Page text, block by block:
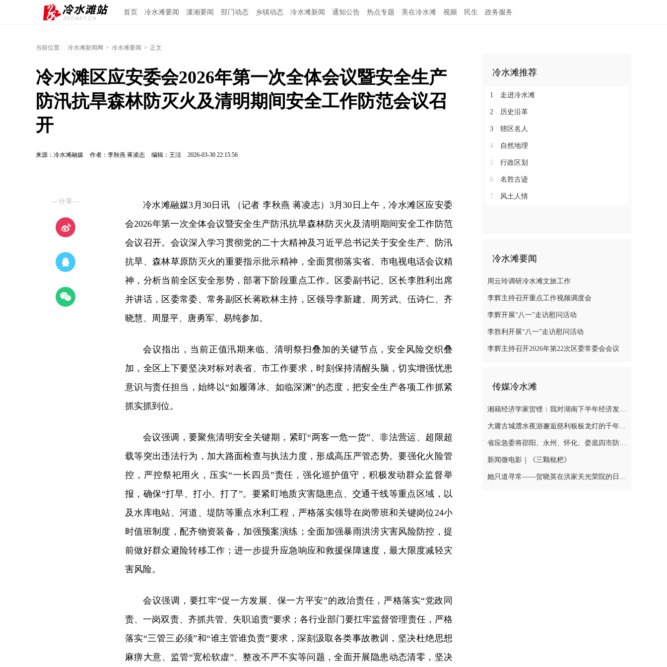
首页 冷水滩要闻 潇湘要闻 部门动态 乡镇动态 冷水滩新闻 通知公告 热点专题 美在冷水滩 视频 民生 政务服务
当前位置: 冷水滩新闻网 > 冷水滩要闻 > 正文
冷水滩区应安委会2026年第一次全体会议暨安全生产
防汛抗旱森林防灭火及清明期间安全工作防范会议召
开
来源：冷水滩融媒 作者：李秋燕 蒋凌志 编辑：王洁 2026-03-30 22:15:56
—分享—
冷水滩融媒3月30日讯 （记者 李秋燕 蒋凌志）3月30日上午，冷水滩区应安委
会2026年第一次全体会议暨安全生产防汛抗旱森林防灭火及清明期间安全工作防范
会议召开。会议深入学习贯彻党的二十大精神及习近平总书记关于安全生产、防汛
抗旱、森林草原防灭火的重要指示批示精神，全面贯彻落实省、市电视电话会议精
神，分析当前全区安全形势，部署下阶段重点工作。区委副书记、区长李胜利出席
并讲话，区委常委、常务副区长蒋欧林主持，区领导李新建、周芳武、伍诗仁、齐
晓慧、周显平、唐勇军、易纯参加。
会议指出，当前正值汛期来临、清明祭扫叠加的关键节点，安全风险交织叠
加，全区上下要坚决对标对表省、市工作要求，时刻保持清醒头脑，切实增强忧患
意识与责任担当，始终以“如履薄冰、如临深渊”的态度，把安全生产各项工作抓紧
抓实抓到位。
会议强调，要聚焦清明安全关键期，紧盯“两客一危一货”、非法营运、超限超
载等突出违法行为，加大路面检查与执法力度，形成高压严管态势。要强化火险管
控，严控祭祀用火，压实“一长四员”责任，强化巡护值守，积极发动群众监督举
报，确保“打早、打小、打了”。要紧盯地质灾害隐患点、交通干线等重点区域，以
及水库电站、河道、堤防等重点水利工程，严格落实领导在岗带班和关键岗位24小
时值班制度，配齐物资装备，加强预案演练；全面加强暴雨洪涝灾害风险防控，提
前做好群众避险转移工作；进一步提升应急响应和救援保障速度，最大限度减轻灾
害风险。
会议强调，要扛牢“促一方发展、保一方平安”的政治责任，严格落实“党政同
责、一岗双责、齐抓共管、失职追责”要求；各行业部门要扛牢监督管理责任，严格
落实“三管三必须”和“谁主管谁负责”要求，深刻汲取各类事故教训，坚决杜绝思想
麻痹大意、监管“宽松软虚”、整改不严不实等问题，全面开展隐患动态清零，坚决
冷水滩推荐
1 走进冷水滩
2 历史沿革
3 辖区名人
4 自然地理
5 行政区划
6 名胜古迹
7 风土人情
冷水滩要闻
周云玲调研冷水滩文旅工作
李辉主持召开重点工作视频调度会
李辉开展“八一”走访慰问活动
李胜利开展“八一”走访慰问活动
李辉主持召开2026年第22次区委常委会会议
传媒冷水滩
湘籍经济学家贺铿：我对湖南下半年经济发展有信心
大庸古城澧水夜游邂逅慈利板板龙灯的千年浪漫
省应急委将邵阳、永州、怀化、娄底四市防汛抗灾应急响应提升至三级
新闻微电影｜《三颗枇杷》
她只道寻常——贺晓英在洪家关光荣院的日与夜